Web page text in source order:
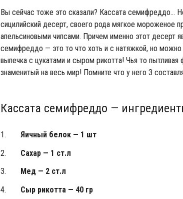
Вы сейчас тоже это сказали? Кассата семифреддо…
сицилийский десерт, своего рода мягкое мороженое
апельсиновыми чипсами. Причем именно этот десерт
семифреддо — это то что хоть и с натяжкой, но
выпечка с цукатами и сыром рикотта! Чья то пытливая
знаменитый на весь мир! Помните что у него 3
Кассата семифреддо —
Яичный белок — 1 шт
Сахар — 1 ст.л
Мед — 2 ст.л
Сыр рикотта — 40 гр